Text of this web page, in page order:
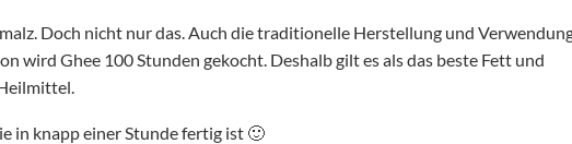
Doch nicht nur das. Auch die traditionelle Herstellung und
wird Ghee 100 Stunden gekocht. Deshalb gilt es als das beste Fett und
in knapp einer Stunde fertig ist 🙂